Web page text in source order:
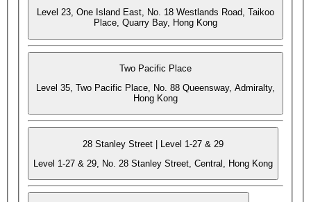
Level 23, One Island East, No. 18 Westlands Road, Taikoo
Place, Quarry Bay, Hong Kong
Two Pacific Place
Level 35, Two Pacific Place, No. 88 Queensway, Admiralty,
Hong Kong
28 Stanley Street | Level 1-27 & 29
Level 1-27 & 29, No. 28 Stanley Street, Central, Hong Kong